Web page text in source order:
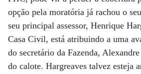
opção pela moratória já rachou o
seu principal assessor, Henrique
Casa Civil, está atribuindo a uma
do secretário da Fazenda,
do calote. Hargreaves talvez esteja